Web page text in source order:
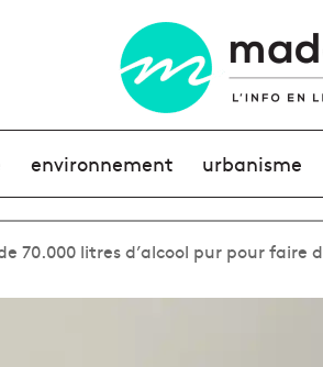
environnement urbanisme
70.000 litres d’alcool pur pour faire